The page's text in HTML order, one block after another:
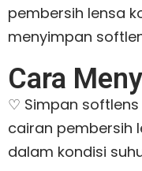
pembersih lensa
menyimpan
Cara
♡ Simpan
cairan pembersih
dalam kondisi